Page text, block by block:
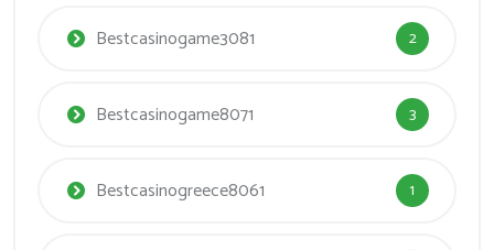
Bestcasinogame3081 2
Bestcasinogame8071 3
Bestcasinogreece8061 1